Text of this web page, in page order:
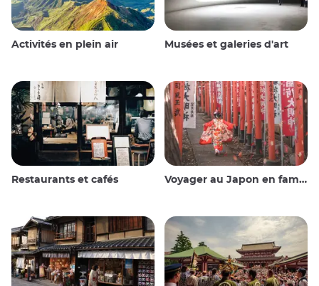
Activités en plein air Musées et galeries d'art
Restaurants et cafés Voyager au Japon en famille